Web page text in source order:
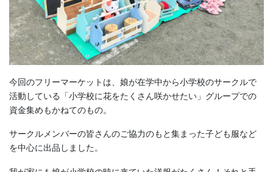
今回のフリーマーケットは、娘が在学中から小学校のサークルで
活動している「小学校に花をたくさん咲かせたい」グループでの
資金集めもかねてのもの。
サークルメンバーの皆さんのご協力のもと集まった子ども服など
を中心に出品しました。